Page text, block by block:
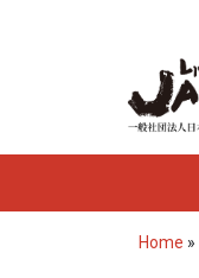
Home »